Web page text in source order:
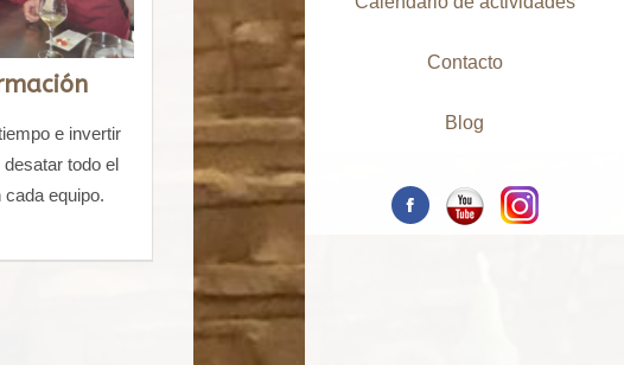
Contacto
Blog
e invertir
todo el
equipo.